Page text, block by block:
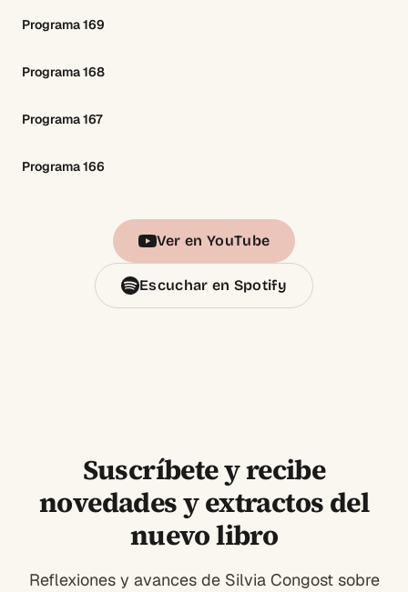
Programa 169
Programa 168
Programa 167
Programa 166
Ver en YouTube
Escuchar en Spotify
Suscríbete y recibe
novedades y extractos del
nuevo libro
Reflexiones y avances de Silvia Congost sobre